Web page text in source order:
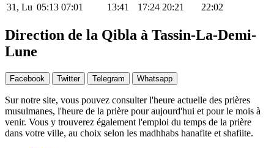
31, Lu 05:13 07:01 13:41 17:24 20:21 22:02
Direction de la Qibla à Tassin-La-Demi-
Lune
Facebook Twitter Telegram Whatsapp
Sur notre site, vous pouvez consulter l'heure actuelle des prières
musulmanes, l'heure de la prière pour aujourd'hui et pour le mois à
venir. Vous y trouverez également l'emploi du temps de la prière
dans votre ville, au choix selon les madhhabs hanafite et shafiite.